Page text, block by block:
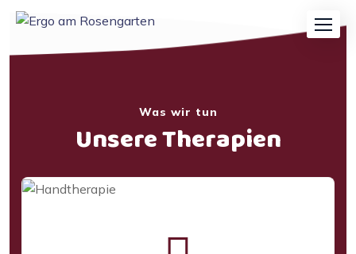
Was wir tun
Unsere Therapien